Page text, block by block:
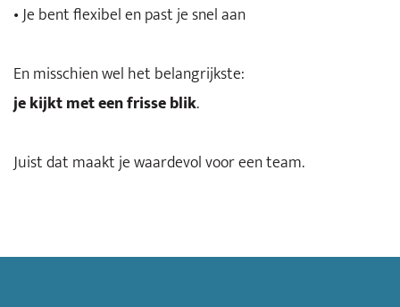
• Je bent flexibel en past je snel aan
En misschien wel het belangrijkste:
je kijkt met een frisse blik.
Juist dat maakt je waardevol voor een team.